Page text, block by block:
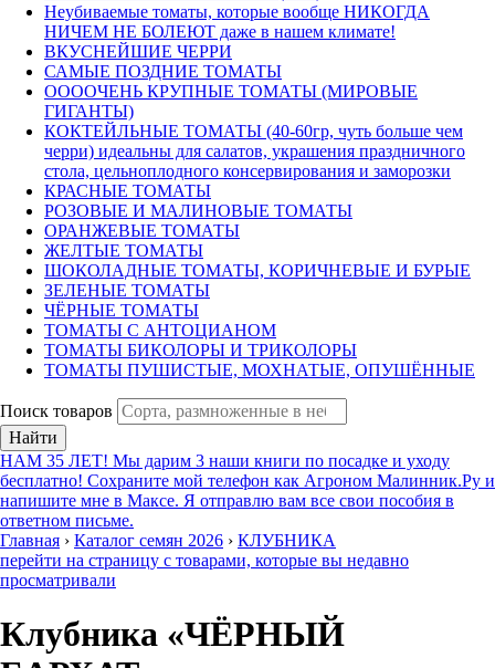
Неубиваемые томаты, которые вообще НИКОГДА
НИЧЕМ НЕ БОЛЕЮТ даже в нашем климате!
ВКУСНЕЙШИЕ ЧЕРРИ
САМЫЕ ПОЗДНИЕ ТОМАТЫ
ООООЧЕНЬ КРУПНЫЕ ТОМАТЫ (МИРОВЫЕ
ГИГАНТЫ)
КОКТЕЙЛЬНЫЕ ТОМАТЫ (40-60гр, чуть больше чем
черри) идеальны для салатов, украшения праздничного
стола, цельноплодного консервирования и заморозки
КРАСНЫЕ ТОМАТЫ
РОЗОВЫЕ И МАЛИНОВЫЕ ТОМАТЫ
ОРАНЖЕВЫЕ ТОМАТЫ
ЖЕЛТЫЕ ТОМАТЫ
ШОКОЛАДНЫЕ ТОМАТЫ, КОРИЧНЕВЫЕ И БУРЫЕ
ЗЕЛЕНЫЕ ТОМАТЫ
ЧЁРНЫЕ ТОМАТЫ
ТОМАТЫ С АНТОЦИАНОМ
ТОМАТЫ БИКОЛОРЫ И ТРИКОЛОРЫ
ТОМАТЫ ПУШИСТЫЕ, МОХНАТЫЕ, ОПУШЁННЫЕ
Поиск товаров
Найти
НАМ 35 ЛЕТ! Мы дарим 3 наши книги по посадке и уходу
бесплатно! Сохраните мой телефон как Агроном Малинник.Ру и
напишите мне в Максе. Я отправлю вам все свои пособия в
ответном письме.
Главная › Каталог семян 2026 › КЛУБНИКА
перейти на страницу с товарами, которые вы недавно
просматривали
Клубника «ЧЁРНЫЙ